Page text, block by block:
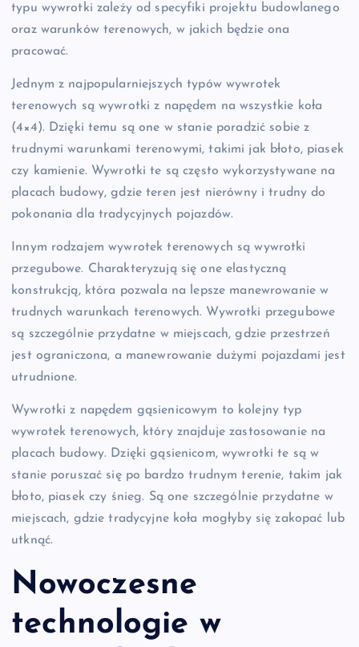
typu wywrotki zależy od specyfiki projektu budowlanego
oraz warunków terenowych, w jakich będzie ona
pracować.
Jednym z najpopularniejszych typów wywrotek
terenowych są wywrotki z napędem na wszystkie koła
(4×4). Dzięki temu są one w stanie poradzić sobie z
trudnymi warunkami terenowymi, takimi jak błoto, piasek
czy kamienie. Wywrotki te są często wykorzystywane na
placach budowy, gdzie teren jest nierówny i trudny do
pokonania dla tradycyjnych pojazdów.
Innym rodzajem wywrotek terenowych są wywrotki
przegubowe. Charakteryzują się one elastyczną
konstrukcją, która pozwala na lepsze manewrowanie w
trudnych warunkach terenowych. Wywrotki przegubowe
są szczególnie przydatne w miejscach, gdzie przestrzeń
jest ograniczona, a manewrowanie dużymi pojazdami jest
utrudnione.
Wywrotki z napędem gąsienicowym to kolejny typ
wywrotek terenowych, który znajduje zastosowanie na
placach budowy. Dzięki gąsienicom, wywrotki te są w
stanie poruszać się po bardzo trudnym terenie, takim jak
błoto, piasek czy śnieg. Są one szczególnie przydatne w
miejscach, gdzie tradycyjne koła mogłyby się zakopać lub
utknąć.
Nowoczesne
technologie w